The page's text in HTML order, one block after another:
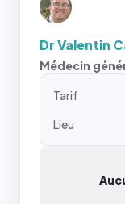
Dr Valentin
Médecin
Tarif
Lieu